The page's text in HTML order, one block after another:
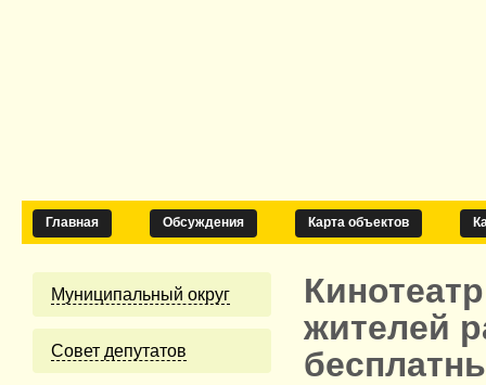
Главная Обсуждения Карта объектов
Муниципальный округ
Cовет депутатов
жителей